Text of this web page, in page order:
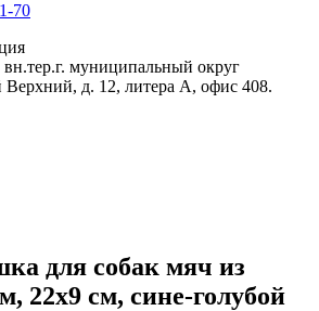
70
вн.тер.г. муниципальный округ
Верхний, д. 12, литера А, офис 408.
для собак мяч из
22х9 см, сине-голубой